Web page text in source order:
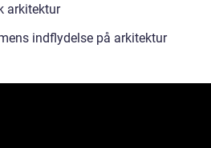
arkitektur
indflydelse på arkitektur